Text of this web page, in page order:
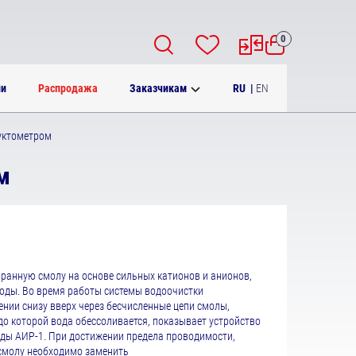
Распродажа Заказчикам RU | EN
0
смолу на основе сильных катионов и анионов,
Во время работы системы водоочистки
снизу вверх через бесчисленные цепи смолы,
вода обессоливается, показывает устройство
АИР-1. При достижении предела проводимости,
необходимо заменить